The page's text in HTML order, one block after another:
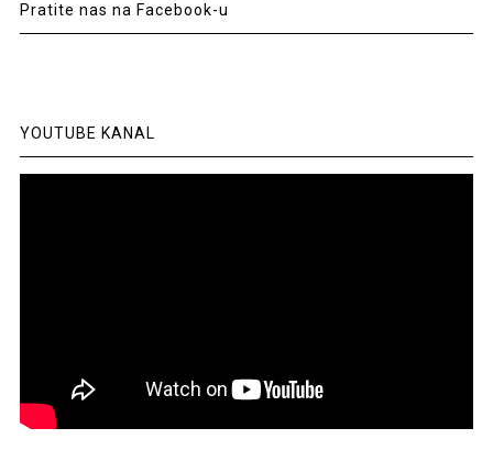
Pratite nas na Facebook-u
YOUTUBE KANAL